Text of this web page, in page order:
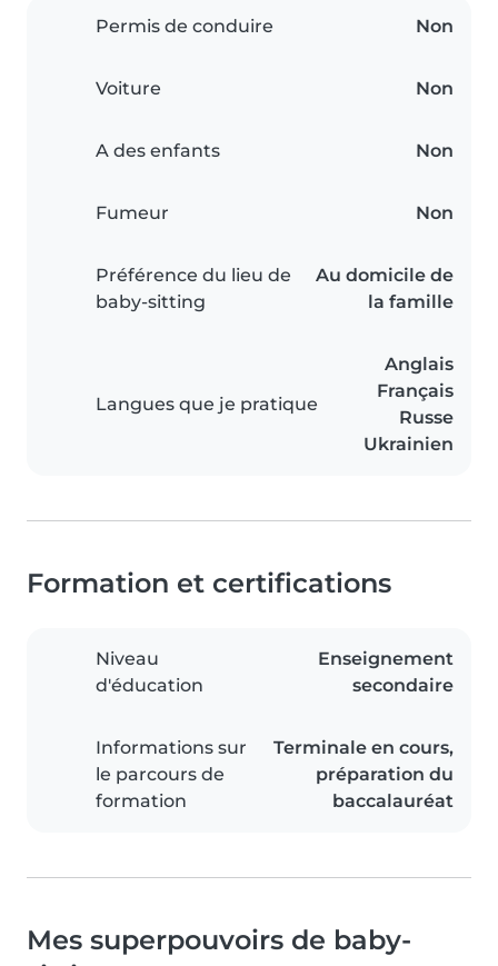
Permis de conduire Non
Voiture Non
A des enfants Non
Fumeur Non
Préférence du lieu de
baby-sitting
Au domicile de
la famille
Langues que je pratique
Anglais
Français
Russe
Ukrainien
Formation et certifications
Niveau
d'éducation
Enseignement
secondaire
Informations sur
le parcours de
formation
Terminale en cours,
préparation du
baccalauréat
Mes superpouvoirs de baby-